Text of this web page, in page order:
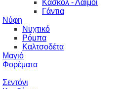
Κασκόλ - Λαιμοί
Γάντια
Νύφη
Νυχτικό
Ρόμπα
Καλτσοδέτα
Μαγιό
Φορέματα
Σεντόνι